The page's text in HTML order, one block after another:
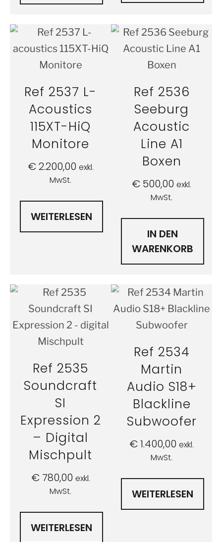
Ref 2537 L-
Acoustics
115XT-HiQ
Monitore
€2.200,00 exkl.
MwSt.
WEITERLESEN
Ref 2536
Seeburg
Acoustic
Line A1
Boxen
€ 500,00 exkl.
MwSt.
IN DEN
WARENKORB
Ref 2535
Soundcraft
SI
Expression 2
– Digital
Mischpult
€780,00 exkl.
MwSt.
WEITERLESEN
Ref 2534
Martin
Audio S18+
Blackline
Subwoofer
€1.400,00 exkl.
MwSt.
WEITERLESEN